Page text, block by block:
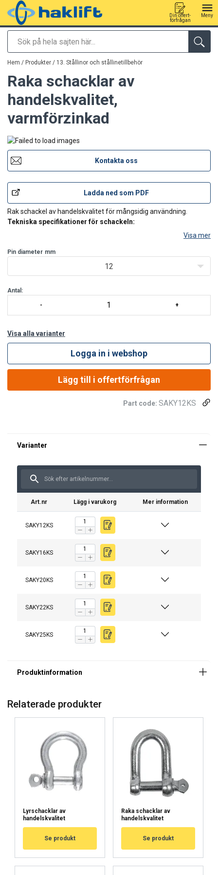
Sök
Din offert-
förfrågan
Meny
tillagd i varukorg
Hem / Produkter / 13. Stållinor och stållinetillbehör
Raka schacklar av
handelskvalitet,
varmförzinkad
Kontakta oss
Ladda ned som PDF
Rak schackel av handelskvalitet för mångsidig användning.
Tekniska specifikationer för schackeln:
Visa mer
Pin diameter mm
12
Antal:
Visa alla varianter
Logga in i webshop
Lägg till i offertförfrågan
Part code: SAKY12KS
Art.nr Lägg i varukorg Mer information
SAKY12KS
SAKY16KS
SAKY20KS
SAKY22KS
SAKY25KS
Tekniska specifikationer för schackeln:
Material:
Varning:
Relaterade produkter
Lyrschacklar av
handelskvalitet
Se produkt
Raka schacklar av
handelskvalitet
Se produkt